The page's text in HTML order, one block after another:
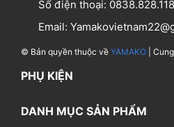
Số điện thoại: 0838.828.118
Email:
© Bản quyền thuộc về YAMAKO |
PHỤ KIỆN
DANH MỤC SẢN PHẨM